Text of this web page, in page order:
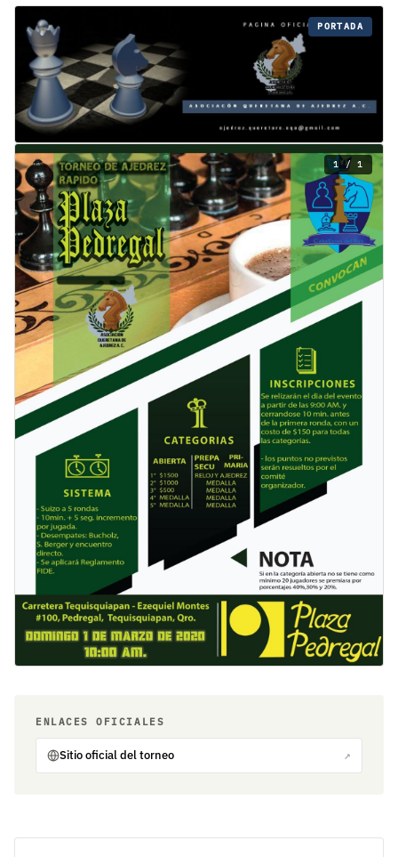
PORTADA
1 / 1
ENLACES OFICIALES
Sitio oficial del torneo ↗